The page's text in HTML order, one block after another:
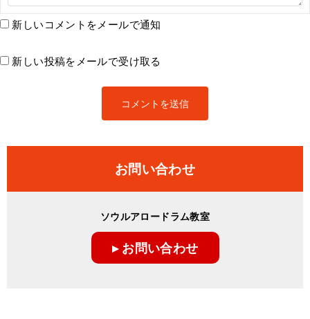
新しいコメントをメールで通知
新しい投稿をメールで受け取る
お問い合わせ
ソウルアロードラム教室
▸ お問い合わせ